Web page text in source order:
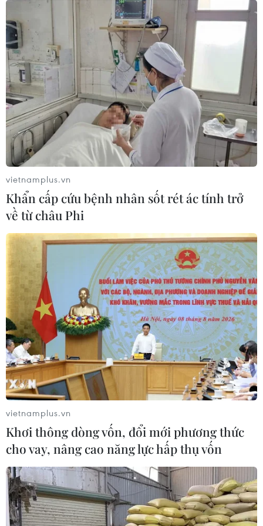
cổ Dagh Jazeera, hứa hẹn mở ra cánh cửa trong tìm
hiểu lịch sử định cư của người Iran.
vietnamplus.vn
Khẩn cấp cứu bệnh nhân sốt rét ác tính trở
về từ châu Phi
vietnamplus.vn
Khơi thông dòng vốn, đổi mới phương thức
cho vay, nâng cao năng lực hấp thụ vốn